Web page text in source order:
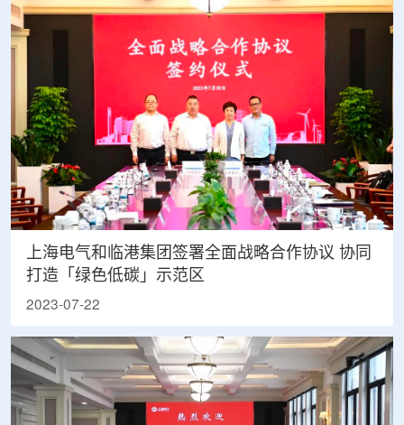
上海电气和临港集团签署全面战略合作协议 协同
打造「绿色低碳」示范区
2023-07-22